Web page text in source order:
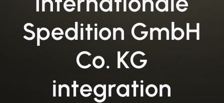
Spedition GmbH
Co. KG
integration